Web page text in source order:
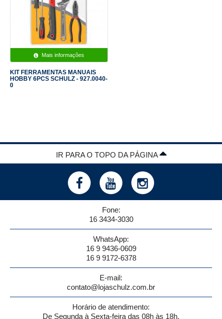
Mais informações
KIT FERRAMENTAS MANUAIS
HOBBY 6PCS SCHULZ - 927.0040-
0
IR PARA O TOPO DA PÁGINA
Fone:
16 3434-3030
WhatsApp:
16 9 9436-0609
16 9 9172-6378
E-mail:
contato@lojaschulz.com.br
Horário de atendimento:
De Segunda à Sexta-feira das 08h às 18h.